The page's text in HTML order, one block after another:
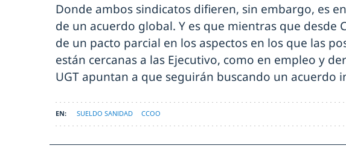
Donde ambos sindicatos difieren, sin embargo, es
de un acuerdo global. Y es que mientras que desde
de un pacto parcial en los aspectos en los que las
están cercanas a las Ejecutivo, como en empleo y
UGT apuntan a que seguirán buscando un acuerdo
SUELDO SANIDAD CCOO